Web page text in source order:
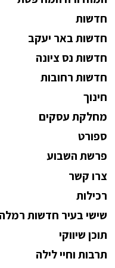
חדשות
חדשות באר יעקב
חדשות נס ציונה
חדשות רחובות
חינוך
מחלקת עסקים
ספורט
פרשת השבוע
צרו קשר
רכילות
שישי בעיר חדשות
תוכן שיווקי
תרבות וחיי לילה